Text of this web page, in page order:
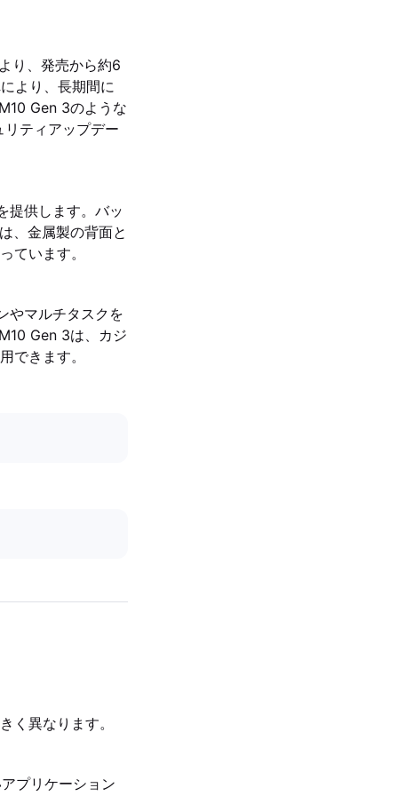
り、発売から約6
より、長期間に
Gen 3のような
ティアップデー
提供します。バッ
、金属製の背面と
ています。
やマルチタスクを
Gen 3は、カジ
できます。
く異なります。
プリケーション